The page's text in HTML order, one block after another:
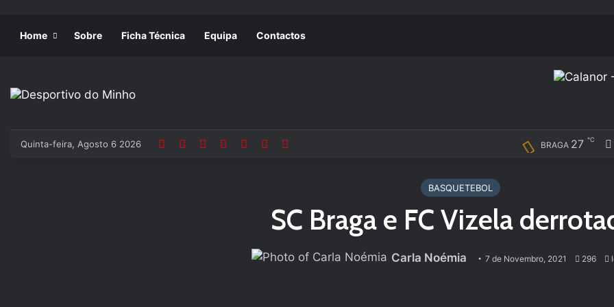
Home Sobre Ficha Técnica Equipa Contactos
Quinta-feira, Agosto 6 2026 BRAGA 27 ℃
BASQUETEBOL
SC Braga e FC Vizela
Carla Noémia 7 de Novembro, 2021 296